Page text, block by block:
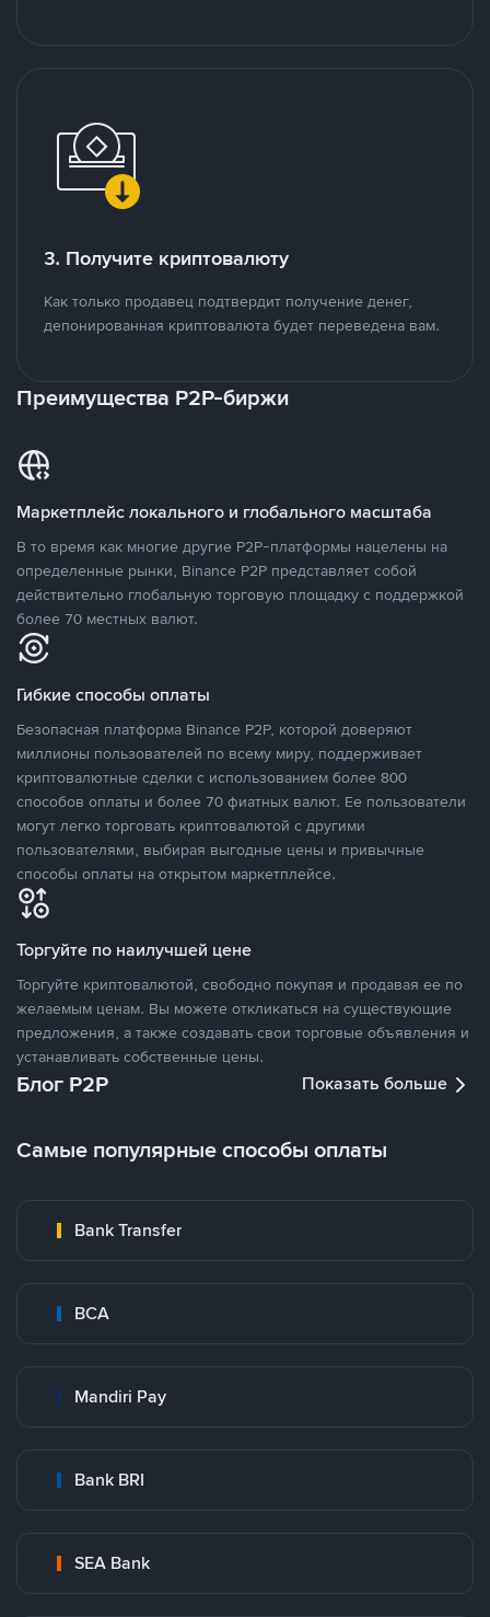
3. Получите криптовалюту
Как только продавец подтвердит получение денег,
депонированная криптовалюта будет переведена вам.
Преимущества P2P-биржи
Маркетплейс локального и глобального масштаба
В то время как многие другие P2P-платформы нацелены на
определенные рынки, Binance P2P представляет собой
действительно глобальную торговую площадку с поддержкой
более 70 местных валют.
Гибкие способы оплаты
Безопасная платформа Binance P2P, которой доверяют
миллионы пользователей по всему миру, поддерживает
криптовалютные сделки с использованием более 800
способов оплаты и более 70 фиатных валют. Ее пользователи
могут легко торговать криптовалютой с другими
пользователями, выбирая выгодные цены и привычные
способы оплаты на открытом маркетплейсе.
Торгуйте по наилучшей цене
Торгуйте криптовалютой, свободно покупая и продавая ее по
желаемым ценам. Вы можете откликаться на существующие
предложения, а также создавать свои торговые объявления и
устанавливать собственные цены.
Блог P2P Показать больше
Самые популярные способы оплаты
Bank Transfer
BCA
Mandiri Pay
Bank BRI
SEA Bank